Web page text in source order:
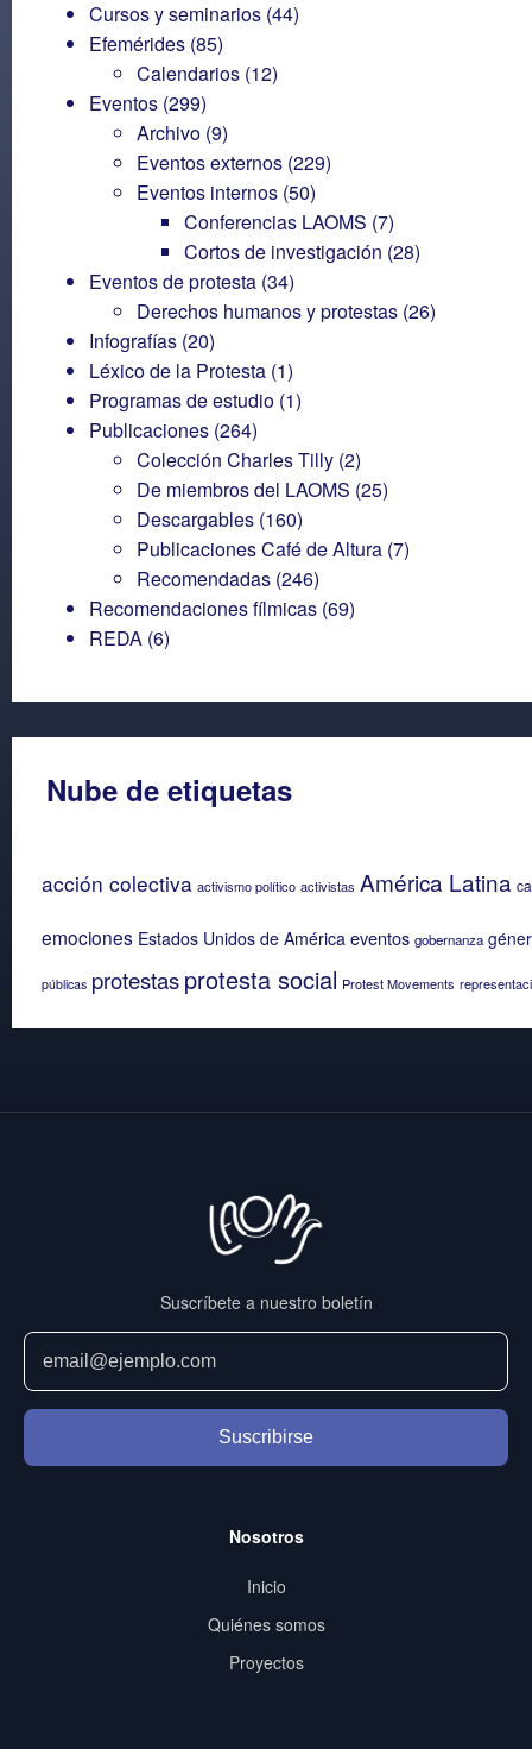
Cursos y seminarios (44)
Efemérides (85)
Calendarios (12)
Eventos (299)
Archivo (9)
Eventos externos (229)
Eventos internos (50)
Conferencias LAOMS (7)
Cortos de investigación (28)
Eventos de protesta (34)
Derechos humanos y protestas (26)
Infografías (20)
Léxico de la Protesta (1)
Programas de estudio (1)
Publicaciones (264)
Colección Charles Tilly (2)
De miembros del LAOMS (25)
Descargables (160)
Publicaciones Café de Altura (7)
Recomendadas (246)
Recomendaciones fílmicas (69)
REDA (6)
Nube de etiquetas
acción colectiva activismo político activistas América Latina
emociones Estados Unidos de América eventos gobernanza
públicas protestasprotesta social Protest Movements
Suscríbete a nuestro boletín
Suscribirse
Nosotros
Inicio
Quiénes somos
Proyectos